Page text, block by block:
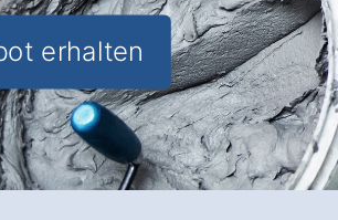
erhalten